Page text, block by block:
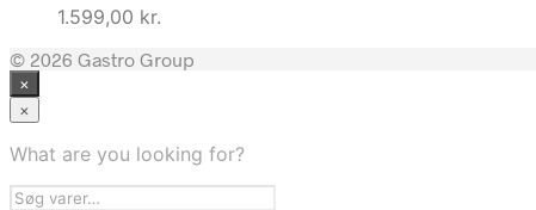
1.599,00 kr.
© 2026 Gastro Group
×
×
What are you looking for?